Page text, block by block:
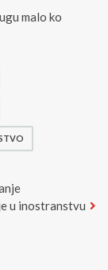
malo ko
u inostranstvu